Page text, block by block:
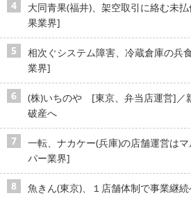
大同青果(福井)、架空取引に絡む未
果業界]
相次ぐシステム障害、冷蔵倉庫の
業界]
(株)いちのや [東京、弁当店運営]／
破産へ
一転、ナカケー(兵庫)の店舗運営は
パー業界]
魚きん(東京)、１店舗体制で事業継